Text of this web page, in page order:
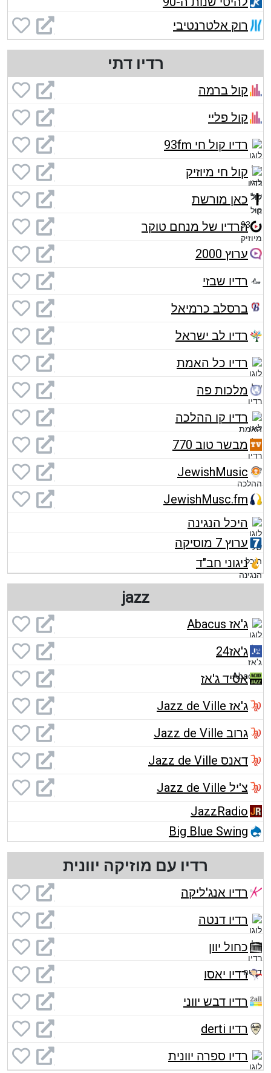
רוק אלטרנטיבי
רדיו דתי
קול ברמה
קול פליי
רדיו קול חי 93fm
קול חי מיוזיק
כאן מורשת
הרדיו של מנחם טוקר
ערוץ 2000
רדיו שבזי
ברסלב כרמיאל
רדיו לב ישראל
רדיו כל האמת
מלכות פה
רדיו קו ההלכה
מבשר טוב 770
JewishMusic
JewishMusc.fm
היכל הנגינה
ערוץ 7 מוסיקה
ניגוני חב"ד
jazz
ג'אז Abacus
ג'אז24
אסיד ג'אז
ג'אז Jazz de Ville
גרוב Jazz de Ville
דאנס Jazz de Ville
צ'יל Jazz de Ville
JazzRadio
Big Blue Swing
רדיו עם מוזיקה יוונית
רדיו אנג'ליקה
רדיו דנטה
כחול יוון
רדיו יאסו
רדיו דבש יווני
רדיו derti
רדיו ספרה יוונית